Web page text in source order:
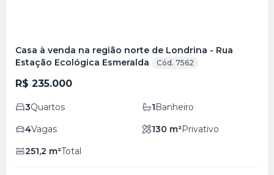
Casa à venda na região norte de Londrina - Rua
Estação Ecológica Esmeralda
Cód. 7562
R$ 235.000
3Quartos 1Banheiro
4Vagas 130 m²Privativo
251,2 m²Total